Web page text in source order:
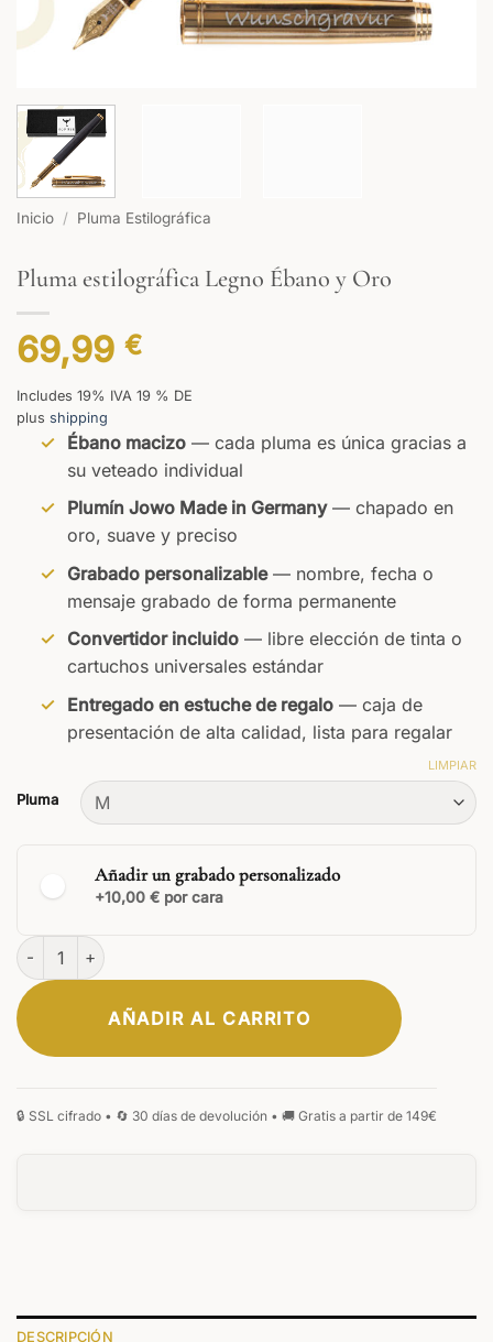
Inicio / Pluma Estilográfica
Pluma estilográfica Legno Ébano y Oro
69,99 €
Includes 19% IVA 19 % DE
plus shipping
Ébano macizo— cada pluma es única gracias a
su veteado individual
Plumín Jowo Made in Germany— chapado en
oro, suave y preciso
Grabado personalizable— nombre, fecha o
mensaje grabado de forma permanente
Convertidor incluido— libre elección de tinta o
cartuchos universales estándar
Entregado en estuche de regalo— caja de
presentación de alta calidad, lista para regalar
Pluma
LIMPIAR
Añadir un grabado personalizado
+10,00 € por cara
CLÁSICA
Pluma estilográfica Legno Ébano y Oro cantidad
AÑADIR AL CARRITO
DESCRIPCIÓN